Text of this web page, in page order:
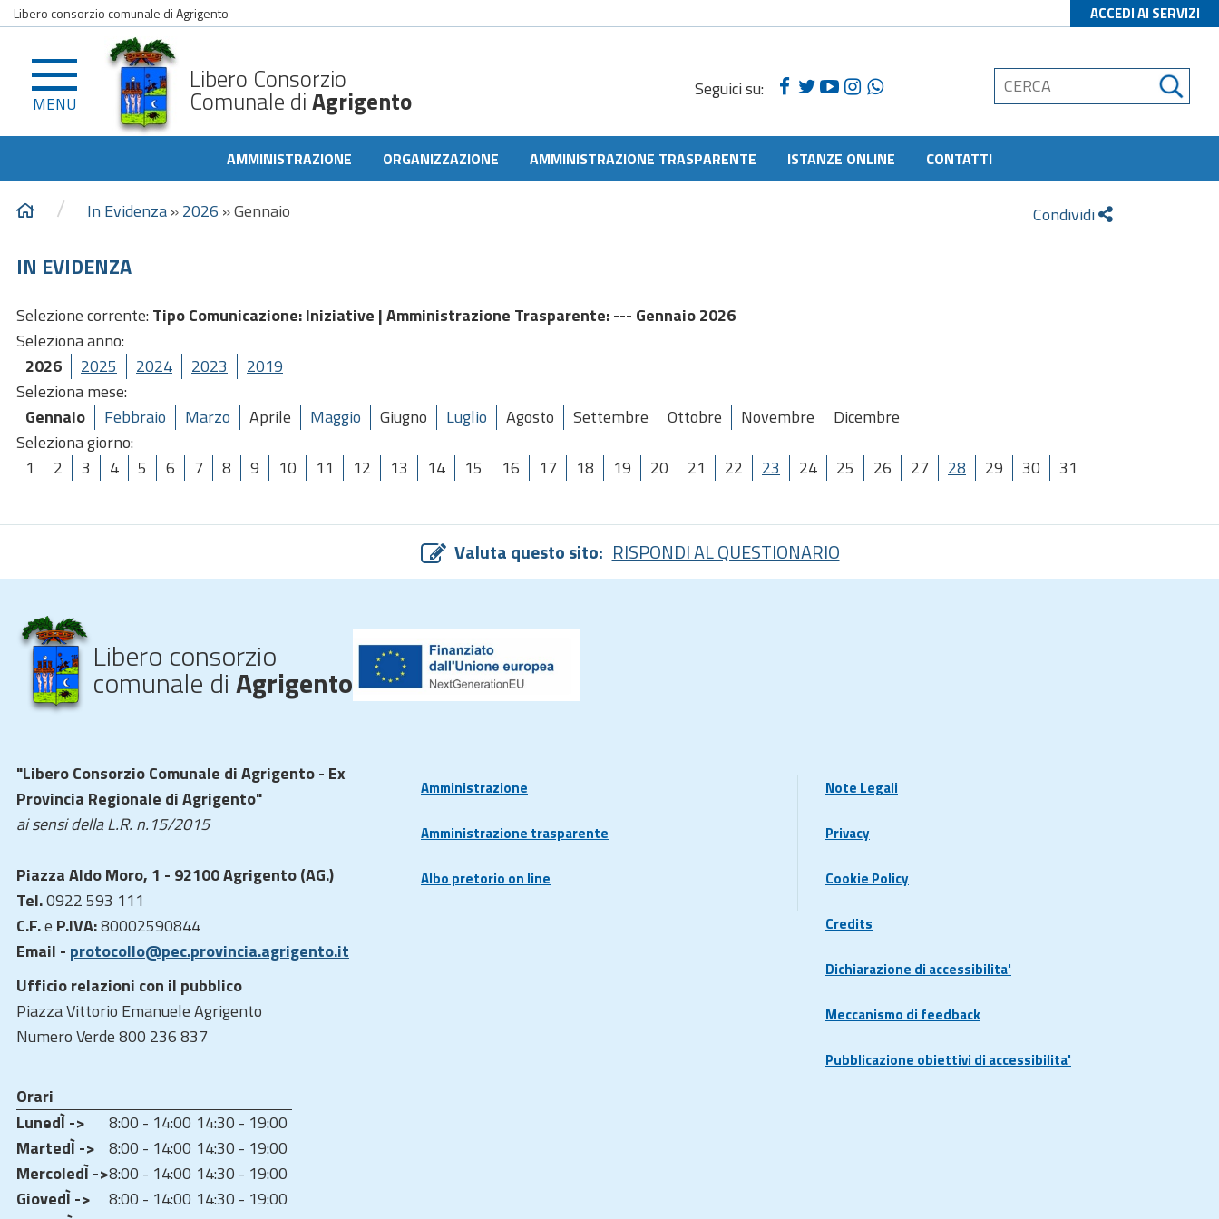
Libero consorzio comunale di Agrigento ACCEDI AI SERVIZI
MENU
Libero Consorzio
Comunale diAgrigento Seguici su:
AMMINISTRAZIONE ORGANIZZAZIONE AMMINISTRAZIONE TRASPARENTE ISTANZE ONLINE CONTATTI
/ In Evidenza»2026 »Gennaio Condividi
IN EVIDENZA
Selezione corrente: Tipo Comunicazione: Iniziative |Amministrazione Trasparente: --- Gennaio 2026
Seleziona anno:
2026
2025 2024 2023
2019
Seleziona mese:
Gennaio
Febbraio Marzo Aprile Maggio Giugno Luglio Agosto Settembre Ottobre Novembre
Dicembre
Seleziona giorno:
1
2 3 4 5 6 7 8 9 10 11 12 13 14 15 16 17 18 19 20 21 22 23 24 25 26 27 28 29 30 31
Valuta questo sito: RISPONDI AL QUESTIONARIO
Libero consorzio
comunale diAgrigento
"Libero Consorzio Comunale di Agrigento - Ex
Provincia Regionale di Agrigento"
ai sensi della L.R. n.15/2015
Piazza Aldo Moro, 1 - 92100 Agrigento (AG.)
Tel.0922 593 111
C.F.e P.IVA:80002590844
Email - protocollo@pec.provincia.agrigento.it
Ufficio relazioni con il pubblico
Piazza Vittorio Emanuele Agrigento
Numero Verde 800 236 837
Orari
LunedÌ ->
8:00 - 14:00 14:30 - 19:00
MartedÌ -> 8:00 - 14:00 14:30 - 19:00
MercoledÌ ->8:00 - 14:00 14:30 - 19:00
GiovedÌ ->
8:00 - 14:00 14:30 - 19:00
Amministrazione
Amministrazione trasparente
Albo pretorio on line
Note Legali
Privacy
Cookie Policy
Credits
Dichiarazione di accessibilita'
Meccanismo di feedback
Pubblicazione obiettivi di accessibilita'